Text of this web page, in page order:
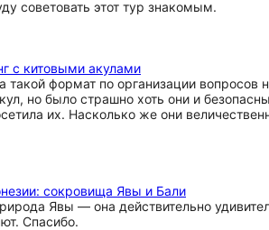
советовать этот тур знакомым.
с китовыми акулами
такой формат по организации
но было страшно хоть они и
их. Насколько же они
сокровища Явы и Бали
Явы — она действительно
Спасибо.